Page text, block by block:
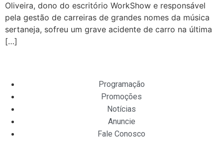
Oliveira, dono do escritório WorkShow e responsável
pela gestão de carreiras de grandes nomes da música
sertaneja, sofreu um grave acidente de carro na última
[…]
Programação
Promoções
Notícias
Anuncie
Fale Conosco